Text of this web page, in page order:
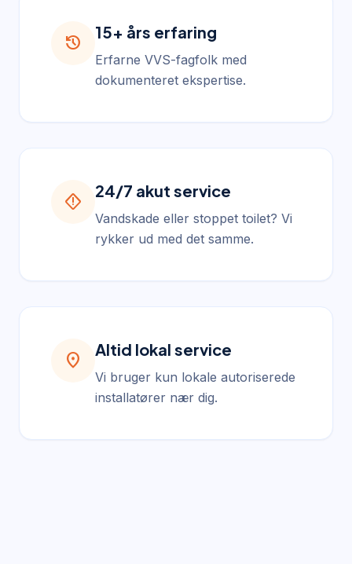
history
15+ års erfaring
Erfarne VVS-fagfolk med
dokumenteret ekspertise.
emergency_home
24/7 akut service
Vandskade eller stoppet toilet? Vi
rykker ud med det samme.
location_on
Altid lokal service
Vi bruger kun lokale autoriserede
installatører nær dig.